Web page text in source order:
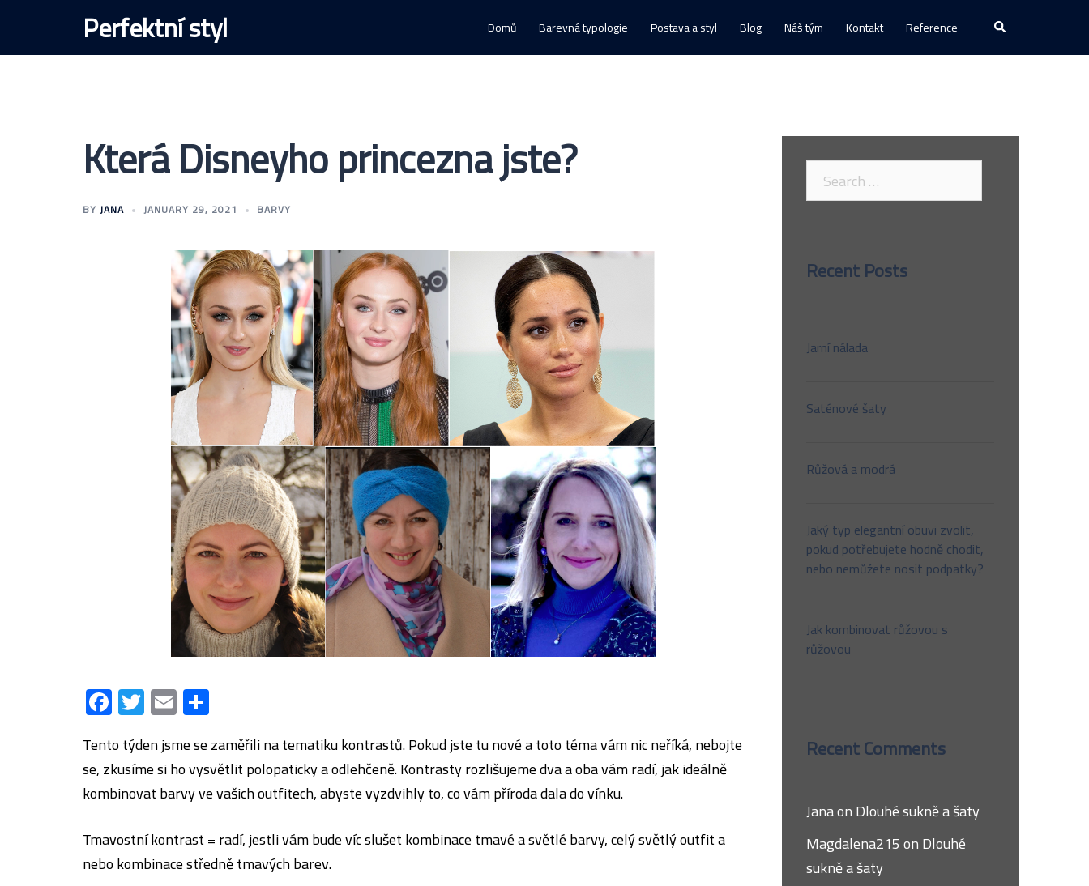
content
Perfektní styl Domů Barevná typologie Postava a styl Blog Náš tým Kontakt Reference Search
Která Disneyho princezna jste?
BY JANA JANUARY 29, 2021 BARVY
Facebook
Twitter
Email
Tento týden jsme se zaměřili na tematiku kontrastů. Pokud jste tu nové a toto téma vám nic neříká, nebojte
se, zkusíme si ho vysvětlit polopaticky a odlehčeně. Kontrasty rozlišujeme dva a oba vám radí, jak ideálně
kombinovat barvy ve vašich outfitech, abyste vyzdvihly to, co vám příroda dala do vínku.
Tmavostní kontrast = radí, jestli vám bude víc slušet kombinace tmavé a světlé barvy, celý světlý outfit a
nebo kombinace středně tmavých barev.
Search
for:
Recent Posts
Jarní nálada
Saténové šaty
Růžová a modrá
Jaký typ elegantní obuvi zvolit,
pokud potřebujete hodně chodit,
nebo nemůžete nosit podpatky?
Jak kombinovat růžovou s
růžovou
Recent Comments
JanaonDlouhé sukně a šaty
Magdalena215onDlouhé
sukně a šaty